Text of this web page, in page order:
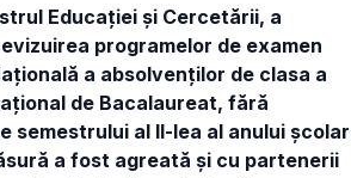
Educației și Cercetării, a
programelor de examen
a absolvenților de clasa a
de Bacalaureat, fără
semestrului al II-lea al anului școlar
a fost agreată și cu partenerii